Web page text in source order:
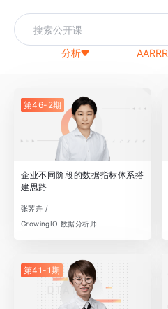
分析 AARRR
第46-2期
企业不同阶段的数据指标体系搭
建思路
张荠卉 /
GrowingIO 数据分析师
第41-1期